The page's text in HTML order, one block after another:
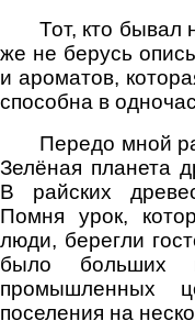
Тот, кто бывал
же не берусь
и ароматов,
способна в
Передо мной
Зелёная планета
В райских
Помня урок,
люди, берегли
было больших
промышленных
поселения на